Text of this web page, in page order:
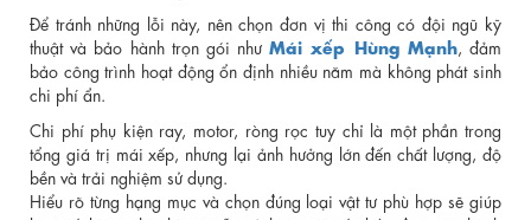
Để tránh những lỗi này, nên chọn đơn vị thi công có đội ngũ kỹ
thuật và bảo hành trọn gói nhưMái xếp Hùng Mạnh, đảm
bảo công trình hoạt động ổn định nhiều năm mà không phát sinh
chi phí ẩn.
Chi phí phụ kiện ray, motor, ròng rọc tuy chỉ là một phần trong
tổng giá trị mái xếp, nhưng lại ảnh hưởng lớn đến chất lượng, độ
bền và trải nghiệm sử dụng.
Hiểu rõ từng hạng mục và chọn đúng loại vật tư phù hợp sẽ giúp